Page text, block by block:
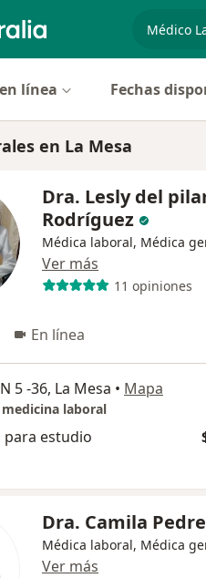
línea Fechas
en La Mesa
Dra. Lesly del
Rodríguez
Médica laboral, Médica
Ver más
11 opiniones
En línea
5 -36, La Mesa • Mapa
laboral
para estudio
Dra. Camila
Médica laboral, Médica
Ver más